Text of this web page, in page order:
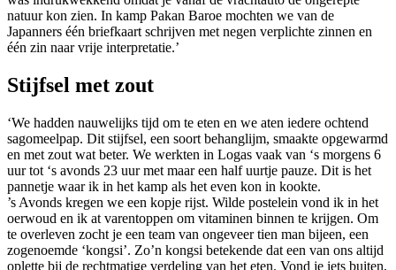
natuur kon zien. In kamp Pakan Baroe mochten we van de
Japanners één briefkaart schrijven met negen verplichte zinnen en
één zin naar vrije interpretatie.’
Stijfsel met zout
‘We hadden nauwelijks tijd om te eten en we aten iedere ochtend
sagomeelpap. Dit stijfsel, een soort behanglijm, smaakte opgewarmd
en met zout wat beter. We werkten in Logas vaak van ‘s morgens 6
uur tot ‘s avonds 23 uur met maar een half uurtje pauze. Dit is het
pannetje waar ik in het kamp als het even kon in kookte.
’s Avonds kregen we een kopje rijst. Wilde postelein vond ik in het
oerwoud en ik at varentoppen om vitaminen binnen te krijgen. Om
te overleven zocht je een team van ongeveer tien man bijeen, een
zogenoemde ‘kongsi’. Zo’n kongsi betekende dat een van ons altijd
oplette bij de rechtmatige verdeling van het eten. Vond je iets buiten,